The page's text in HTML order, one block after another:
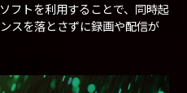
フトを利用することで、同時起
スを落とさずに録画や配信が